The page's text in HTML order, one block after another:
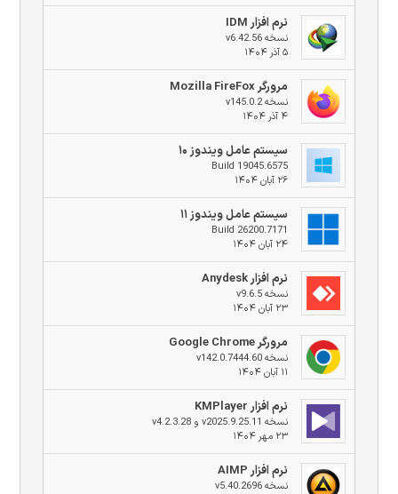
نرم افزار IDM
نسخه v6.42.56
۵ آذر ۱۴۰۴
مرورگر Mozilla FireFox
نسخه v145.0.2
۴ آذر ۱۴۰۴
سیستم عامل ویندوز ۱۰
Build 19045.6575
۲۶ آبان ۱۴۰۴
سیستم عامل ویندوز ۱۱
Build 26200.7171
۲۴ آبان ۱۴۰۴
نرم افزار Anydesk
نسخه v9.6.5
۲۳ آبان ۱۴۰۴
مرورگر Google Chrome
نسخه v142.0.7444.60
۱۱ آبان ۱۴۰۴
نرم افزار KMPlayer
نسخه v2025.9.25.11 و v4.2.3.28
۲۳ مهر ۱۴۰۴
نرم افزار AIMP
نسخه v5.40.2696